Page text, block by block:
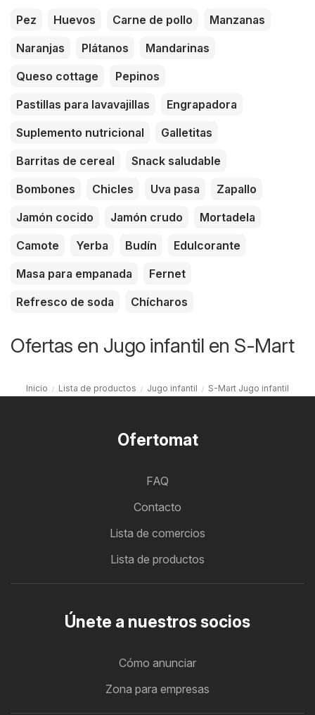
Pez Huevos Carne de pollo
Manzanas
Naranjas
Plátanos
Mandarinas
Queso cottage
Pepinos
Pastillas para lavavajillas
Engrapadora
Suplemento nutricional
Galletitas
Barritas de cereal
Snack saludable
Bombones
Chicles Uva pasa
Zapallo
Jamón cocido
Jamón crudo
Mortadela
Camote
Yerba Budín
Edulcorante
Masa para empanada
Fernet
Refresco de soda
Chícharos
Ofertas en Jugo infantil en S-Mart
Inicio Lista de productos Jugo infantil S-Mart Jugo infantil
Ofertomat
FAQ
Contacto
Lista de comercios
Lista de productos
Únete a nuestros socios
Cómo anunciar
Zona para empresas